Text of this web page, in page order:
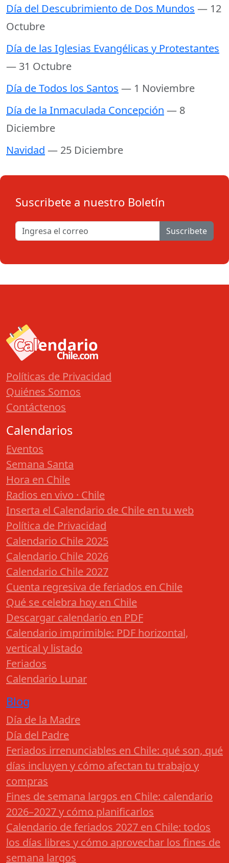
Día del Descubrimiento de Dos Mundos — 12
Octubre
Día de las Iglesias Evangélicas y Protestantes
— 31 Octubre
Día de Todos los Santos — 1 Noviembre
Día de la Inmaculada Concepción — 8
Diciembre
Navidad — 25 Diciembre
Suscribete a nuestro Boletín
Suscribete
Políticas de Privacidad
Quiénes Somos
Contáctenos
Calendarios
Eventos
Semana Santa
Hora en Chile
Radios en vivo · Chile
Inserta el Calendario de Chile en tu web
Política de Privacidad
Calendario Chile 2025
Calendario Chile 2026
Calendario Chile 2027
Cuenta regresiva de feriados en Chile
Qué se celebra hoy en Chile
Descargar calendario en PDF
Calendario imprimible: PDF horizontal,
vertical y listado
Feriados
Calendario Lunar
Blog
Día de la Madre
Día del Padre
Feriados irrenunciables en Chile: qué son, qué
días incluyen y cómo afectan tu trabajo y
compras
Fines de semana largos en Chile: calendario
2026–2027 y cómo planificarlos
Calendario de feriados 2027 en Chile: todos
los días libres y cómo aprovechar los fines de
semana largos